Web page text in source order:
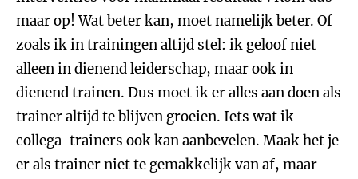
maar op! Wat beter kan, moet namelijk beter. Of
zoals ik in trainingen altijd stel: ik geloof niet
alleen in dienend leiderschap, maar ook in
dienend trainen. Dus moet ik er alles aan doen als
trainer altijd te blijven groeien. Iets wat ik
collega-trainers ook kan aanbevelen. Maak het je
er als trainer niet te gemakkelijk van af, maar